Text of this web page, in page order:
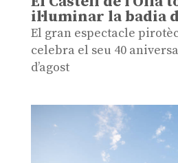
il·luminar la badia
El gran espectacle
celebra el seu 40
d’agost